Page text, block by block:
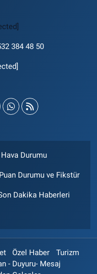
384 48 50
Hava Durumu
Puan Durumu ve Fikstür
Dakika Haberleri
Özel Haber
Turizm
- Duyuru- Mesaj